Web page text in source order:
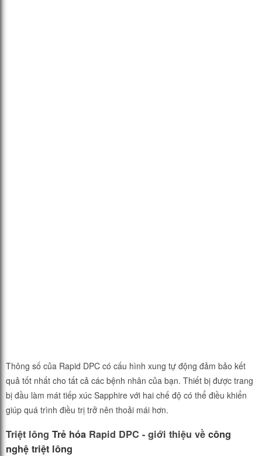
Thông số của Rapid DPC có cấu hình xung tự động đảm bảo kết
quả tốt nhất cho tất cả các bệnh nhân của bạn. Thiết bị được trang
bị đầu làm mát tiếp xúc Sapphire với hai chế độ có thể điều khiển
giúp quá trình điều trị trở nên thoải mái hơn.
Triệt lông Trẻ hóa Rapid DPC - giới thiệu về công
nghệ triệt lông